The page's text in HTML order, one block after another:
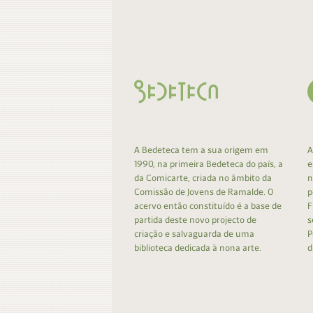
A Bedeteca tem a sua origem em
1990, na primeira Bedeteca do país, a
da Comicarte, criada no âmbito da
Comissão de Jovens de Ramalde. O
acervo então constituído é a base de
partida deste novo projecto de
criação e salvaguarda de uma
biblioteca dedicada à nona arte.